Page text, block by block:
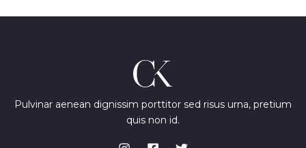
Pulvinar aenean dignissim porttitor sed risus urna, pretium
quis non id.